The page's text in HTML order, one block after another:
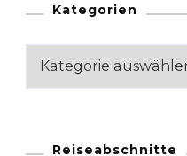
Kategorien
Kategorien
Reiseabschnitte